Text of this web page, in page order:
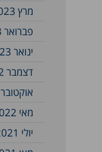
מרץ 2023
פברואר 2023
ינואר 2023
דצמבר 2022
אוקטובר 2022
מאי 2022
יולי 2021